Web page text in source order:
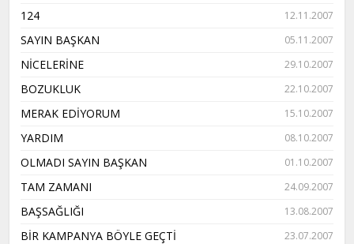
124 12.11.2007
SAYIN BAŞKAN 05.11.2007
NİCELERİNE 29.10.2007
BOZUKLUK 22.10.2007
MERAK EDİYORUM 15.10.2007
YARDIM 08.10.2007
OLMADI SAYIN BAŞKAN 01.10.2007
TAM ZAMANI 24.09.2007
BAŞSAĞLIĞI 13.08.2007
BİR KAMPANYA BÖYLE GEÇTİ 23.07.2007